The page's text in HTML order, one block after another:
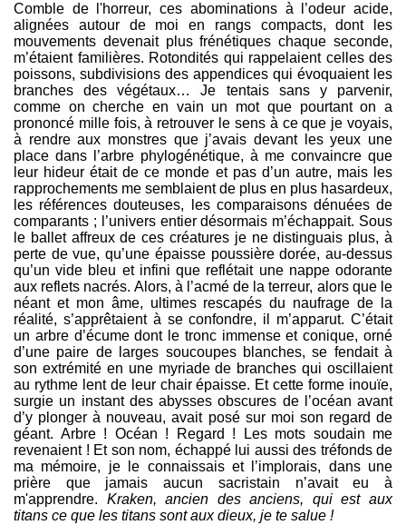
Comble de l'horreur, ces abominations à l’odeur acide,
alignées autour de moi en rangs compacts, dont les
mouvements devenait plus frénétiques chaque seconde,
m’étaient familières. Rotondités qui rappelaient celles des
poissons, subdivisions des appendices qui évoquaient les
branches des végétaux… Je tentais sans y parvenir,
comme on cherche en vain un mot que pourtant on a
prononcé mille fois, à retrouver le sens à ce que je voyais,
à rendre aux monstres que j’avais devant les yeux une
place dans l’arbre phylogénétique, à me convaincre que
leur hideur était de ce monde et pas d’un autre, mais les
rapprochements me semblaient de plus en plus hasardeux,
les références douteuses, les comparaisons dénuées de
comparants ; l’univers entier désormais m’échappait. Sous
le ballet affreux de ces créatures je ne distinguais plus, à
perte de vue, qu’une épaisse poussière dorée, au-dessus
qu’un vide bleu et infini que reflétait une nappe odorante
aux reflets nacrés. Alors, à l’acmé de la terreur, alors que le
néant et mon âme, ultimes rescapés du naufrage de la
réalité, s’apprêtaient à se confondre, il m’apparut. C’était
un arbre d’écume dont le tronc immense et conique, orné
d’une paire de larges soucoupes blanches, se fendait à
son extrémité en une myriade de branches qui oscillaient
au rythme lent de leur chair épaisse. Et cette forme inouïe,
surgie un instant des abysses obscures de l’océan avant
d’y plonger à nouveau, avait posé sur moi son regard de
géant. Arbre ! Océan ! Regard ! Les mots soudain me
revenaient ! Et son nom, échappé lui aussi des tréfonds de
ma mémoire, je le connaissais et l’implorais, dans une
prière que jamais aucun sacristain n’avait eu à
m'apprendre. Kraken, ancien des anciens, qui est aux
titans ce que les titans sont aux dieux, je te salue !